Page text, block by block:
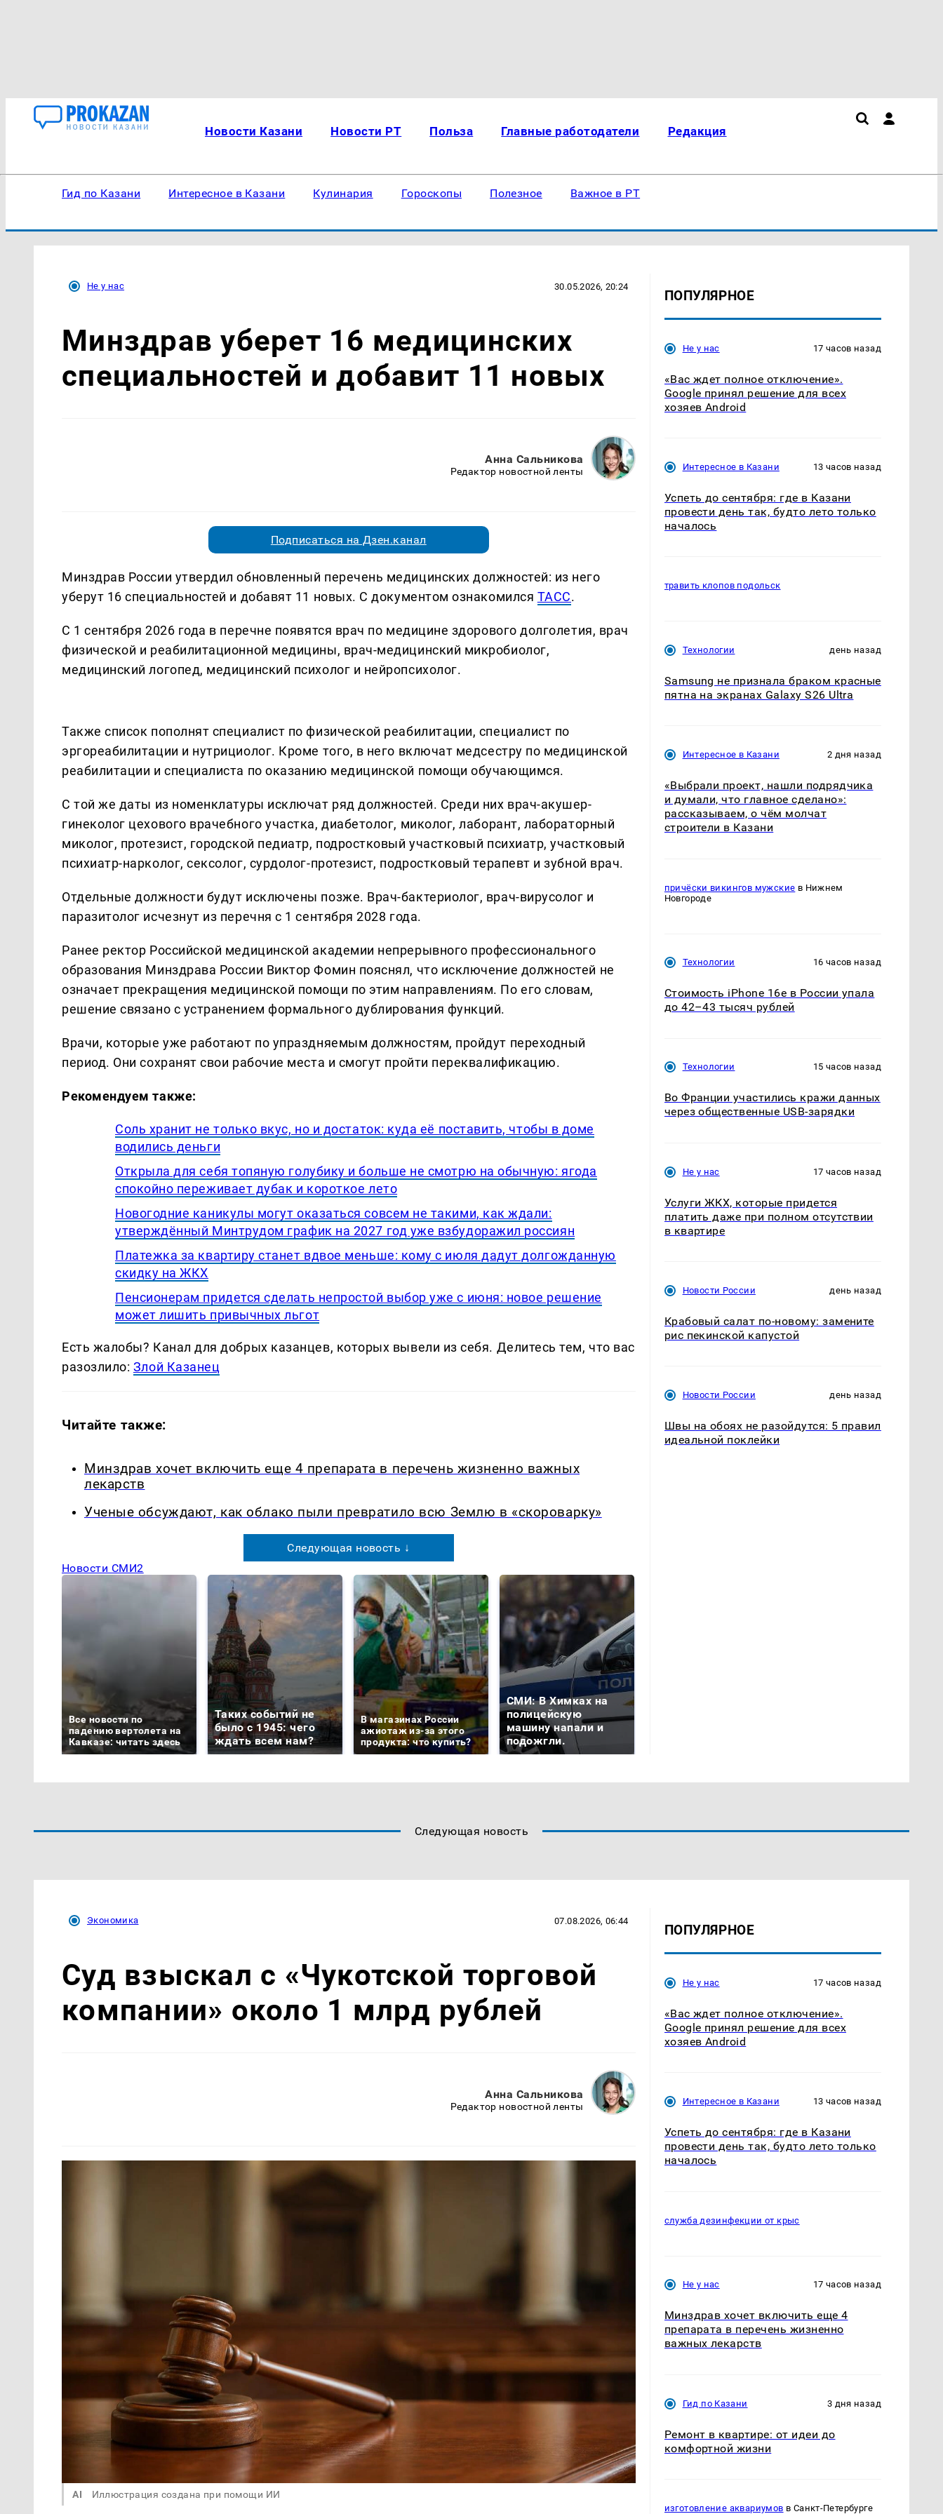
Новости Казани Новости РТ Польза Главные работодатели Редакция
Гид по Казани Интересное в Казани Кулинария Гороскопы Полезное Важное в РТ
Не у нас 30.05.2026, 20:24
Минздрав уберет 16 медицинских
специальностей и добавит 11 новых
Анна Сальникова
Редактор новостной ленты
Подписаться на Дзен.канал
Минздрав России утвердил обновленный перечень медицинских должностей: из него
уберут 16 специальностей и добавят 11 новых. С документом ознакомился ТАСС.
С 1 сентября 2026 года в перечне появятся врач по медицине здорового долголетия, врач
физической и реабилитационной медицины, врач-медицинский микробиолог,
медицинский логопед, медицинский психолог и нейропсихолог.
Также список пополнят специалист по физической реабилитации, специалист по
эргореабилитации и нутрициолог. Кроме того, в него включат медсестру по медицинской
реабилитации и специалиста по оказанию медицинской помощи обучающимся.
С той же даты из номенклатуры исключат ряд должностей. Среди них врач-акушер-
гинеколог цехового врачебного участка, диабетолог, миколог, лаборант, лабораторный
миколог, протезист, городской педиатр, подростковый участковый психиатр, участковый
психиатр-нарколог, сексолог, сурдолог-протезист, подростковый терапевт и зубной врач.
Отдельные должности будут исключены позже. Врач-бактериолог, врач-вирусолог и
паразитолог исчезнут из перечня с 1 сентября 2028 года.
Ранее ректор Российской медицинской академии непрерывного профессионального
образования Минздрава России Виктор Фомин пояснял, что исключение должностей не
означает прекращения медицинской помощи по этим направлениям. По его словам,
решение связано с устранением формального дублирования функций.
Врачи, которые уже работают по упраздняемым должностям, пройдут переходный
период. Они сохранят свои рабочие места и смогут пройти переквалификацию.
Рекомендуем также:
Соль хранит не только вкус, но и достаток: куда её поставить, чтобы в доме
водились деньги
Открыла для себя топяную голубику и больше не смотрю на обычную: ягода
спокойно переживает дубак и короткое лето
Новогодние каникулы могут оказаться совсем не такими, как ждали:
утверждённый Минтрудом график на 2027 год уже взбудоражил россиян
Платежка за квартиру станет вдвое меньше: кому с июля дадут долгожданную
скидку на ЖКХ
Пенсионерам придется сделать непростой выбор уже с июня: новое решение
может лишить привычных льгот
Есть жалобы? Канал для добрых казанцев, которых вывели из себя. Делитеcь тем, что вас
разозлило: Злой Казанец
Читайте также:
Минздрав хочет включить еще 4 препарата в перечень жизненно важных
лекарств
Ученые обсуждают, как облако пыли превратило всю Землю в «скороварку»
Следующая новость ↓
Новости СМИ2
Все новости по
падению вертолета на
Кавказе: читать здесь
Таких событий не
было с 1945: чего
ждать всем нам?
В магазинах России
ажиотаж из-за этого
продукта: что купить?
СМИ: В Химках на
полицейскую
машину напали и
подожгли.
ПОПУЛЯРНОЕ
Не у нас 17 часов назад
«Вас ждет полное отключение».
Google принял решение для всех
хозяев Android
Интересное в Казани 13 часов назад
Успеть до сентября: где в Казани
провести день так, будто лето только
началось
травить клопов подольск
Технологии день назад
Samsung не признала браком красные
пятна на экранах Galaxy S26 Ultra
Интересное в Казани 2 дня назад
«Выбрали проект, нашли подрядчика
и думали, что главное сделано»:
рассказываем, о чём молчат
строители в Казани
причёски викингов мужские в Нижнем
Новгороде
Технологии 16 часов назад
Стоимость iPhone 16e в России упала
до 42–43 тысяч рублей
Технологии 15 часов назад
Во Франции участились кражи данных
через общественные USB-зарядки
Не у нас 17 часов назад
Услуги ЖКХ, которые придется
платить даже при полном отсутствии
в квартире
Новости России день назад
Крабовый салат по-новому: замените
рис пекинской капустой
Новости России день назад
Швы на обоях не разойдутся: 5 правил
идеальной поклейки
Следующая новость
Экономика 07.08.2026, 06:44
Суд взыскал с «Чукотской торговой
компании» около 1 млрд рублей
Анна Сальникова
Редактор новостной ленты
AI Иллюстрация создана при помощи ИИ
ПОПУЛЯРНОЕ
Не у нас 17 часов назад
«Вас ждет полное отключение».
Google принял решение для всех
хозяев Android
Интересное в Казани 13 часов назад
Успеть до сентября: где в Казани
провести день так, будто лето только
началось
служба дезинфекции от крыс
Не у нас 17 часов назад
Минздрав хочет включить еще 4
препарата в перечень жизненно
важных лекарств
Гид по Казани 3 дня назад
Ремонт в квартире: от идеи до
комфортной жизни
изготовление аквариумов в Санкт-Петербурге